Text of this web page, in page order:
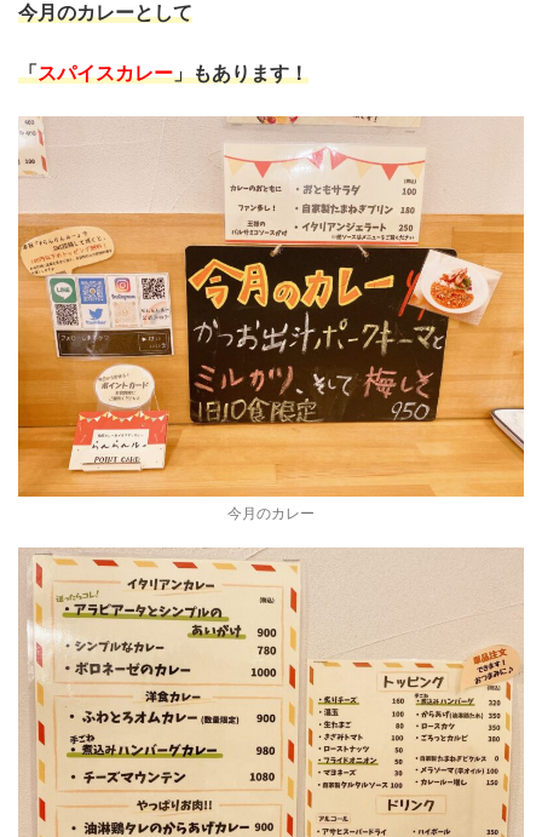
今月のカレーとして
「スパイスカレー」もあります！
今月のカレー